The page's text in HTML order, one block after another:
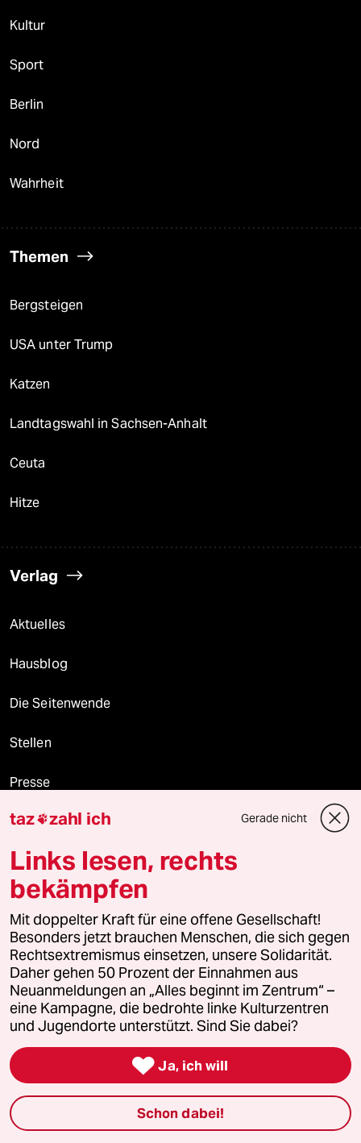
Kultur
Sport
Berlin
Nord
Wahrheit
Themen
Bergsteigen
USA unter Trump
Katzen
Landtagswahl in Sachsen-Anhalt
Ceuta
Hitze
Verlag
Aktuelles
Hausblog
Die Seitenwende
Stellen
Presse
Unterstützen
genossenschaft
taz zahl ich
recherchefonds ausland
panterstiftung
panterpreis 2026
taz zahl ich Gerade nicht
Links lesen, rechts
bekämpfen
Mit doppelter Kraft für eine offene Gesellschaft!
Besonders jetzt brauchen Menschen, die sich gegen
Rechtsextremismus einsetzen, unsere Solidarität.
Daher gehen 50 Prozent der Einnahmen aus
Neuanmeldungen an „Alles beginnt im Zentrum“ –
eine Kampagne, die bedrohte linke Kulturzentren
und Jugendorte unterstützt. Sind Sie dabei?
 Ja, ich will
Schon dabei!